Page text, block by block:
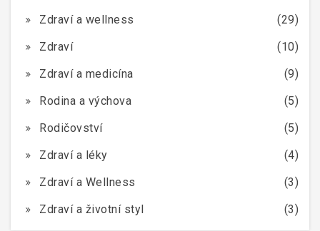
Zdraví a wellness
(29)
Zdraví
(10)
Zdraví a medicína
(9)
Rodina a výchova
(5)
Rodičovství
(5)
Zdraví a léky
(4)
Zdraví a Wellness
(3)
Zdraví a životní styl
(3)